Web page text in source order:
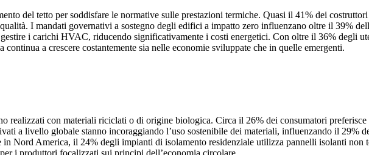
del tetto per soddisfare le normative sulle prestazioni termiche. Quasi il 41% dei
I mandati governativi a sostegno degli edifici a impatto zero influenzano oltre il 39%
i carichi HVAC, riducendo significativamente i costi energetici. Con oltre il 36% degli
a crescere costantemente sia nelle economie sviluppate che in quelle emergenti.
realizzati con materiali riciclati o di origine biologica. Circa il 26% dei consumatori
​​a livello globale stanno incoraggiando l’uso sostenibile dei materiali, influenzando il 29%
Nord America, il 24% degli impianti di isolamento residenziale utilizza pannelli isolanti non